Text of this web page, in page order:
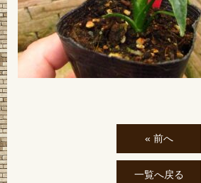
« 前へ
一覧へ戻る